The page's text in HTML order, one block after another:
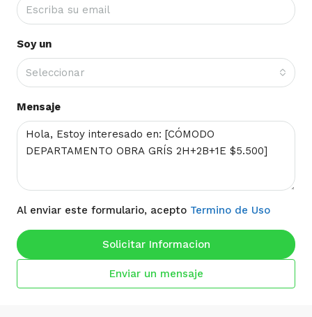
Soy un
Seleccionar
Mensaje
Al enviar este formulario, acepto Termino de Uso
Solicitar Informacion
Enviar un mensaje